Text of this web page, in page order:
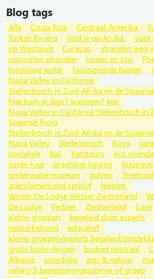
Blog tags
Alle Costa Rica Centraal-Amerika
Turkse Rivièra
vind je op Aruba.
voor
op Westpunt
Curaçao
stranden weg
naturisten stranden
routes en tips
turquoise water
fascinerende baaien
Napa Valley in Californië
Stellenbosch in Zuid-Afrika en de
hoe kom je daar? wanneer? tips
Napa Valley in Californië Stellenbosch in
Spaanse Rioja
Stellenbosch in Zuid-Afrika en de
Napa Valley
Stellenbosch Rioja
nostalgie
Bali fietstours eco
super luxe
prachtige ligging
onderwatermuseum
golven Treehotel
adembenemend verblijf
feesten
Winter De Lodge Verbier Zwitserland
De Lodge
Verbier Zwitserland
Luxe
kleine groepen
begeleid door experts
natuurbehoud
educatief
kleine groepen/experts begeleid/
gratis leuke dingen
budget neutraal
Albanië
voordelig zon & natuur
safari/ 5 bestemmingen/prive-of groep